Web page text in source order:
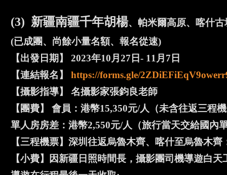
(3) 新疆南疆千年胡楊、帕米爾高原、喀什
(已成團、尚餘小量名額、報名從速)
【出發日期】 2023年10月27日- 11月7日
【連結報名】 https://forms.gle/
【攝影指導】 名攝影家張鈞良老師
【團費】 會員：港幣15,350元/人（未含往返三程
單人房房差：港幣2,550元/人（旅行當天交給國內
【三程機票】深圳往返烏魯木齊、喀什至烏魯木
【小費】因新疆日照時間長，攝影團司機導遊白